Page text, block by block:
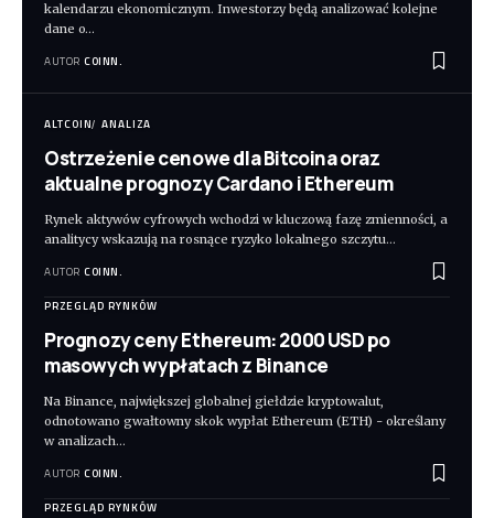
kalendarzu ekonomicznym. Inwestorzy będą analizować kolejne
dane o…
AUTOR COINN.
ALTCOIN ANALIZA
Ostrzeżenie cenowe dla Bitcoina oraz
aktualne prognozy Cardano i Ethereum
Rynek aktywów cyfrowych wchodzi w kluczową fazę zmienności, a
analitycy wskazują na rosnące ryzyko lokalnego szczytu…
AUTOR COINN.
PRZEGLĄD RYNKÓW
Prognozy ceny Ethereum: 2000 USD po
masowych wypłatach z Binance
Na Binance, największej globalnej giełdzie kryptowalut,
odnotowano gwałtowny skok wypłat Ethereum (ETH) - określany
w analizach…
AUTOR COINN.
PRZEGLĄD RYNKÓW